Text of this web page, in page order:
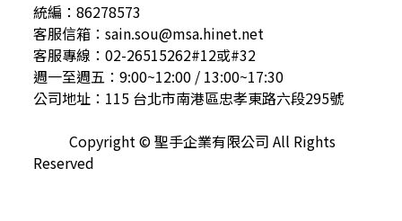
統編：86278573
客服信箱：sain.sou@msa.hinet.net
客服專線：02-26515262#12或#32
週一至週五：9:00~12:00 / 13:00~17:30
公司地址：115 台北市南港區忠孝東路六段295號
Copyright © 聖手企業有限公司 All Rights
Reserved